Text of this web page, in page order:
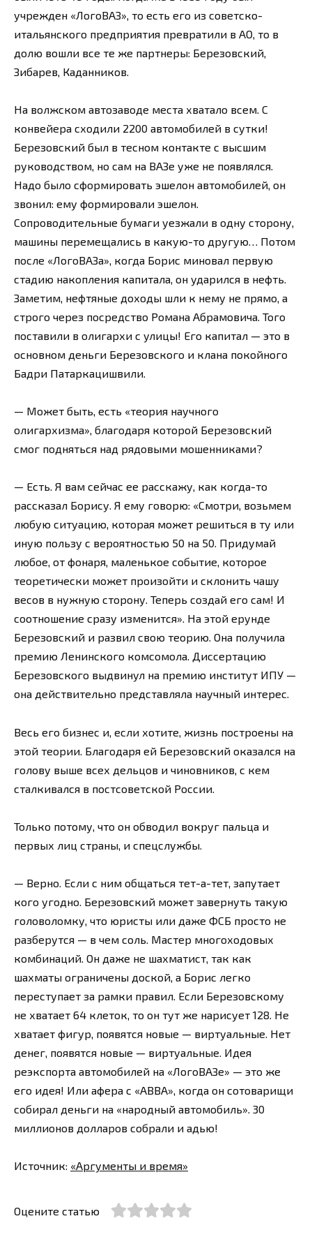
учрежден «ЛогоВАЗ», то есть его из советско-
итальянского предприятия превратили в АО, то в
долю вошли все те же партнеры: Березовский,
Зибарев, Каданников.
На волжском автозаводе места хватало всем. С
конвейера сходили 2200 автомобилей в сутки!
Березовский был в тесном контакте с высшим
руководством, но сам на ВАЗе уже не появлялся.
Надо было сформировать эшелон автомобилей, он
звонил: ему формировали эшелон.
Сопроводительные бумаги уезжали в одну сторону,
машины перемещались в какую-то другую… Потом
после «ЛогоВАЗа», когда Борис миновал первую
стадию накопления капитала, он ударился в нефть.
Заметим, нефтяные доходы шли к нему не прямо, а
строго через посредство Романа Абрамовича. Того
поставили в олигархи с улицы! Его капитал — это в
основном деньги Березовского и клана покойного
Бадри Патаркацишвили.
— Может быть, есть «теория научного
олигархизма», благодаря которой Березовский
смог подняться над рядовыми мошенниками?
— Есть. Я вам сейчас ее расскажу, как когда-то
рассказал Борису. Я ему говорю: «Смотри, возьмем
любую ситуацию, которая может решиться в ту или
иную пользу с вероятностью 50 на 50. Придумай
любое, от фонаря, маленькое событие, которое
теоретически может произойти и склонить чашу
весов в нужную сторону. Теперь создай его сам! И
соотношение сразу изменится». На этой ерунде
Березовский и развил свою теорию. Она получила
премию Ленинского комсомола. Диссертацию
Березовского выдвинул на премию институт ИПУ —
она действительно представляла научный интерес.
Весь его бизнес и, если хотите, жизнь построены на
этой теории. Благодаря ей Березовский оказался на
голову выше всех дельцов и чиновников, с кем
сталкивался в постсоветской России.
Только потому, что он обводил вокруг пальца и
первых лиц страны, и спецслужбы.
— Верно. Если с ним общаться тет-а-тет, запутает
кого угодно. Березовский может завернуть такую
головоломку, что юристы или даже ФСБ просто не
разберутся — в чем соль. Мастер многоходовых
комбинаций. Он даже не шахматист, так как
шахматы ограничены доской, а Борис легко
переступает за рамки правил. Если Березовскому
не хватает 64 клеток, то он тут же нарисует 128. Не
хватает фигур, появятся новые — виртуальные. Нет
денег, появятся новые — виртуальные. Идея
реэкспорта автомобилей на «ЛогоВАЗе» — это же
его идея! Или афера с «АВВА», когда он сотоварищи
собирал деньги на «народный автомобиль». 30
миллионов долларов собрали и адью!
Источник: «Аргументы и время»
Оцените статью